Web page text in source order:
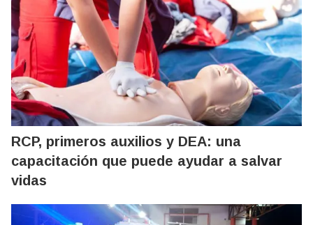
RCP, primeros auxilios y DEA: una
capacitación que puede ayudar a salvar
vidas